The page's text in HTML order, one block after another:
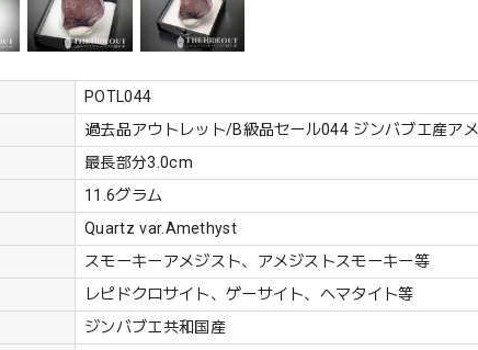
POTL044
過去品アウトレット/B級品セール044 ジンバブエ産ア
最長部分3.0cm
11.6グラム
Quartz var.Amethyst
スモーキーアメジスト、アメジストスモーキー等
レピドクロサイト、ゲーサイト、ヘマタイト等
ジンバブエ共和国産